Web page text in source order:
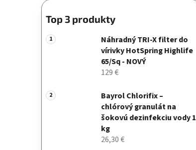
Top 3 produkty
Náhradný TRI-X filter do
vírivky HotSpring Highlife
65/Sq - NOVÝ
129 €
Bayrol Chlorifix –
chlórový granulát na
šokovú dezinfekciu vody 1
kg
26,30 €